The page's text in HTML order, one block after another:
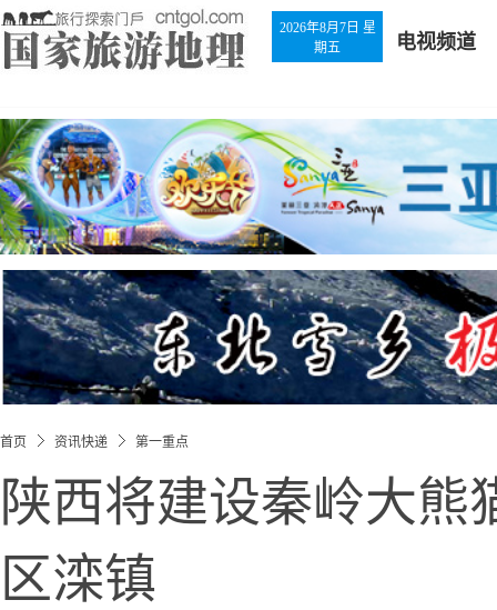
2026年8月7日 星
期五
电视频道
首页 资讯快递 第一重点
陕西将建设秦岭大熊
区滦镇